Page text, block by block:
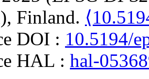
Finland.
DOI : 10.5194/
HAL : hal-